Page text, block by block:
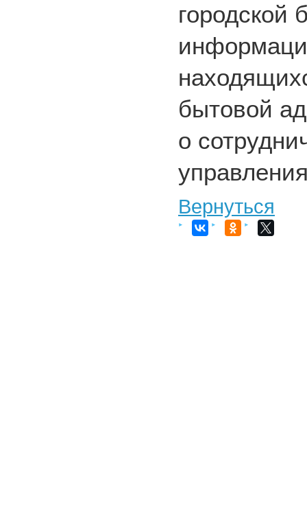
городской
бытовой
о
Вернуться